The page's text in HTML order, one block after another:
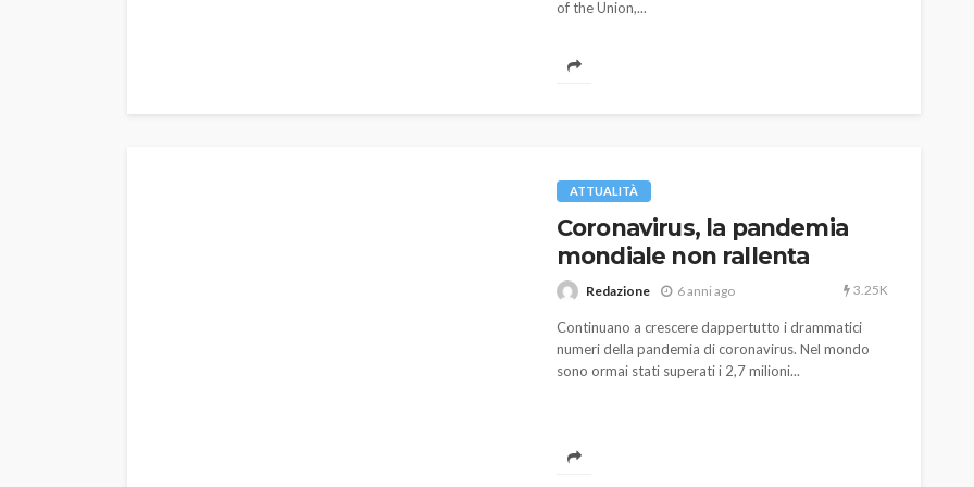
of the Union,...
ATTUALITÀ
Coronavirus, la pandemia
mondiale non rallenta
Redazione 6 anni ago 3.25K
Continuano a crescere dappertutto i drammatici
numeri della pandemia di coronavirus. Nel mondo
sono ormai stati superati i 2,7 milioni...